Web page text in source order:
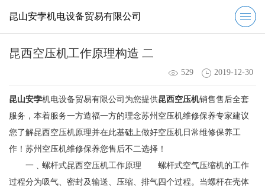
昆山安孛机电设备贸易有限公司
昆西空压机工作原理构造 二
529 2019-12-30
昆山安孛机电设备贸易有限公司为您提供昆西空压机销售售后全套
服务，本着服务一方造福一方的理念苏州空压机维修保养专家建议
您了解昆西空压机原理并在此基础上做好空压机日常维修保养工
作！苏州空压机维修保养您售后不二选择！
一﹑螺杆式昆西空压机工作原理 螺杆式空气压缩机的工作
过程分为吸气、密封及输送、压缩、排气四个过程。当螺杆在壳体